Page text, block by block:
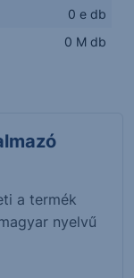
0 e db
0 M db
a termék
nyelvű